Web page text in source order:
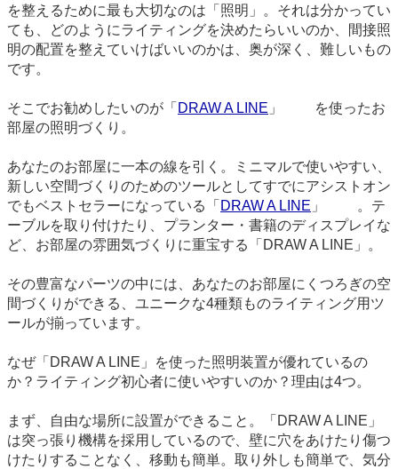
を整えるために最も大切なのは「照明」。それは分かってい
ても、どのようにライティングを決めたらいいのか、間接照
明の配置を整えていけばいいのかは、奥が深く、難しいもの
です。
そこでお勧めしたいのが「 DRAW A LINE 」
を使ったお
部屋の照明づくり。
あなたのお部屋に一本の線を引く。ミニマルで使いやすい、
新しい空間づくりのためのツールとしてすでにアシストオン
でもベストセラーになっている「 DRAW A LINE 」
。テ
ーブルを取り付けたり、プランター・書籍のディスプレイな
ど、お部屋の雰囲気づくりに重宝する「DRAW A LINE」。
その豊富なパーツの中には、あなたのお部屋にくつろぎの空
間づくりができる、ユニークな4種類ものライティング用ツ
ールが揃っています。
なぜ「DRAW A LINE」を使った照明装置が優れているの
か？ライティング初心者に使いやすいのか？理由は4つ。
まず、自由な場所に設置ができること。「DRAW A LINE」
は突っ張り機構を採用しているので、壁に穴をあけたり傷つ
けたりすることなく、移動も簡単。取り外しも簡単で、気分